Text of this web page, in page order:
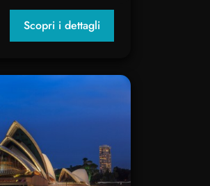
Scopri i dettagli